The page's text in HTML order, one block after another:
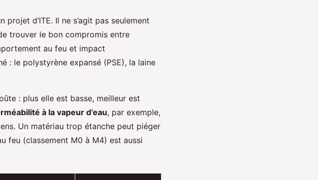
d’ITE. Il ne s’agit pas seulement
trouver le bon compromis entre
au feu et impact
: le polystyrène expansé (PSE), la laine
: plus elle est basse, meilleur est
à la vapeur d’eau, par exemple,
Un matériau trop étanche peut piéger
feu (classement M0 à M4) est aussi